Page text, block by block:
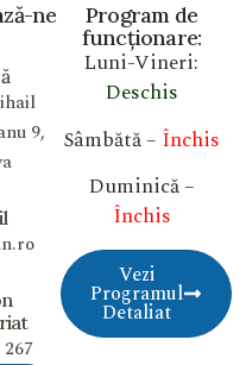
Program de
funcționare:
Luni-Vineri:
Deschis
Sâmbătă – Închis
Duminică –
Închis
Vezi
Programul
Detaliat
ne
9,